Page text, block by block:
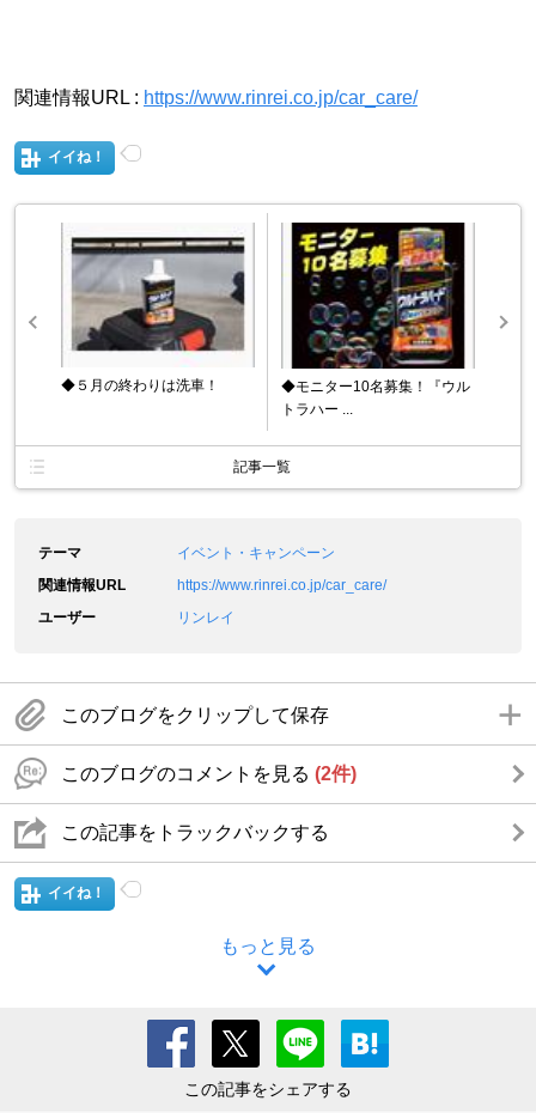
関連情報URL : https://www.rinrei.co.jp/car_care/
イイね！
◆５月の終わりは洗車！
◆モニター10名募集！『ウル
トラハー ...
記事一覧
テーマ
イベント・キャンペーン
関連情報URL
https://www.rinrei.co.jp/car_care/
ユーザー
リンレイ
このブログをクリップして保存
このブログのコメントを見る (2件)
この記事をトラックバックする
イイね！
もっと見る
この記事をシェアする